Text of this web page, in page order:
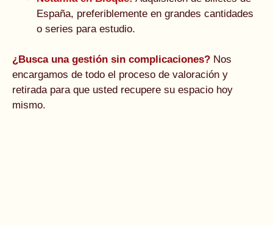
España, preferiblemente en grandes cantidades
o series para estudio.
¿Busca una gestión sin complicaciones? Nos
encargamos de todo el proceso de valoración y
retirada para que usted recupere su espacio hoy
mismo.